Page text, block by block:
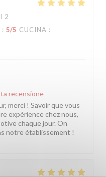
2
: 5/5 CUCINA :
recensione
merci ! Savoir que vous
expérience chez nous,
chaque jour. On
notre établissement !